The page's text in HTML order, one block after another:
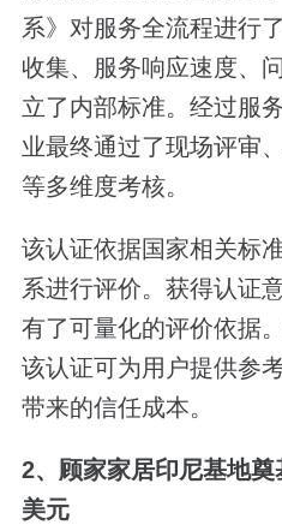
系》对服务全流程进行
收集、服务响应速度、
立了内部标准。经过服
业最终通过了现场评审
等多维度考核。
该认证依据国家相关标
系进行评价。获得认证
有了可量化的评价依据
该认证可为用户提供参
带来的信任成本。
2、顾家家居印尼基地
美元